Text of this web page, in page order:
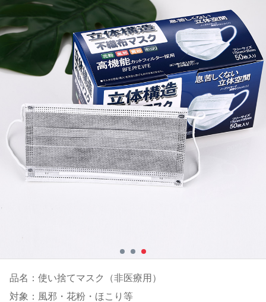
品名：使い捨てマスク（非医療用）
対象：風邪・花粉・ほこり等